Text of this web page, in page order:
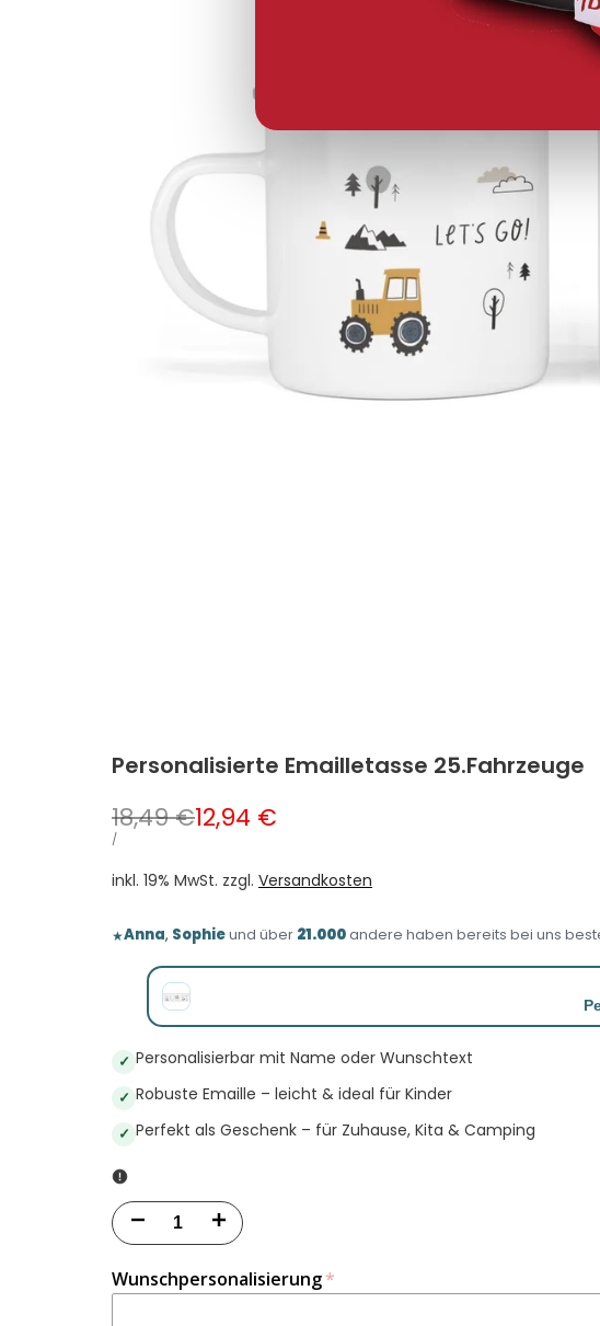
Personalisierte Emailletasse 25.Fahrzeuge
Normalpreis
18,49 €Verkaufspreis
12,94 €
STÜCKPREIS
/PRO
inkl. 19% MwSt. zzgl. Versandkosten
★Anna, Sophieund über 21.000andere haben bereits bei uns
✓ Personalisierbar mit Name oder Wunschtext
✓ Robuste Emaille – leicht & ideal für Kinder
✓ Perfekt als Geschenk – für Zuhause, Kita & Camping
Menge Menge
Wunschpersonalisierung